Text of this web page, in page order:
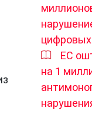
цифровых
ЕС
на 1